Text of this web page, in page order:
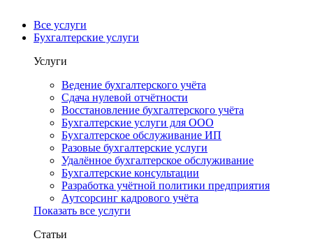
Все услуги
Бухгалтерские услуги
Услуги
Ведение бухгалтерского учёта
Сдача нулевой отчётности
Восстановление бухгалтерского учёта
Бухгалтерские услуги для ООО
Бухгалтерское обслуживание ИП
Разовые бухгалтерские услуги
Удалённое бухгалтерское обслуживание
Бухгалтерские консультации
Разработка учётной политики предприятия
Аутсорсинг кадрового учёта
Показать все услуги
Статьи